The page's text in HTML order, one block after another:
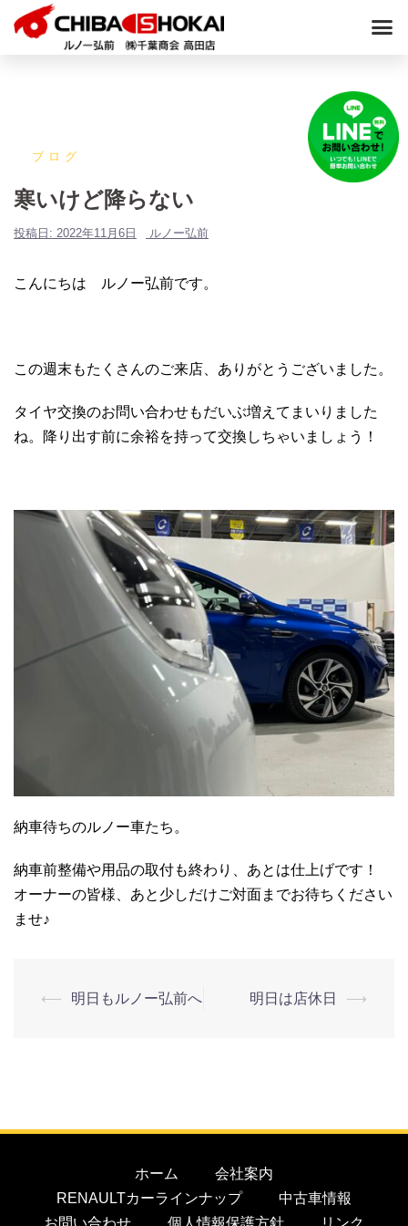
ブログ
寒いけど降らない
投稿日: 2022年11月6日 ルノー弘前
こんにちは ルノー弘前です。
この週末もたくさんのご来店、ありがとうございました。
タイヤ交換のお問い合わせもだいぶ増えてまいりました
ね。降り出す前に余裕を持って交換しちゃいましょう！
納車待ちのルノー車たち。
納車前整備や用品の取付も終わり、あとは仕上げです！
オーナーの皆様、あと少しだけご対面までお待ちください
ませ♪
⟵ 明日もルノー弘前へ 明日は店休日 ⟶
ホーム
会社案内
RENAULTカーラインナップ
中古車情報
お問い合わせ
個人情報保護方針 リンク